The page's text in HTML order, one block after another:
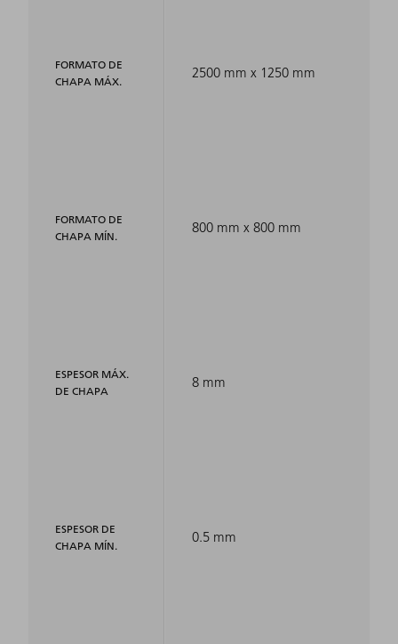
FORMATO DE
CHAPA MÁX.
FORMATO DE
CHAPA MÍN.
ESPESOR MÁX.
DE CHAPA
ESPESOR DE
CHAPA MÍN.
2500 mm x 1250 mm
800 mm x 800 mm
8 mm
0.5 mm